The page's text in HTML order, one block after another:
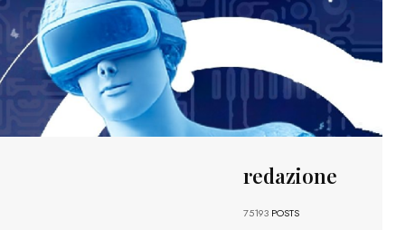
redazione
75193 POSTS